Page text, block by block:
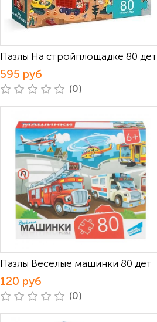
Пазлы На стройплощадке 80 дет
595 руб
(0)
Пазлы Веселые машинки 80 дет
120 руб
(0)